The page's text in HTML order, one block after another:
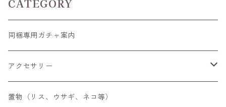
CATEGORY
同梱専用ガチャ案内
アクセサリー
空枠
置物（リス、ウサギ、ネコ等）